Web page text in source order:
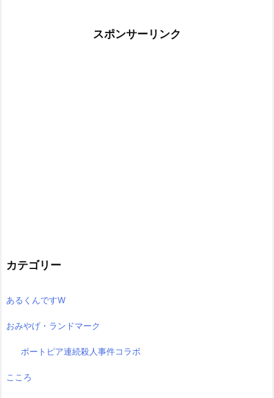
スポンサーリンク
カテゴリー
あるくんですW
おみやげ・ランドマーク
ポートピア連続殺人事件コラボ
こころ